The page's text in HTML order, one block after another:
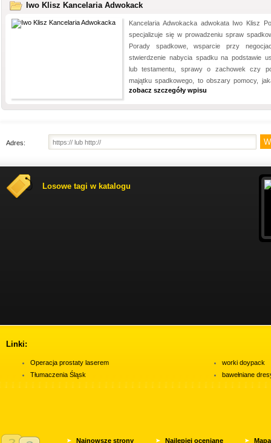
Iwo Klisz Kancelaria Adwokack
Kancelaria Adwokacka adwokata Iwo Klisz
specjalizuje się w prowadzeniu spraw
Porady spadkowe, wsparcie przy
stwierdzenie nabycia spadku na podstawie
lub testamentu, sprawy o zachowek czy
majątku spadkowego, to obszary pomocy,
zobacz szczegóły wpisu
Adres:
Losowe tagi w katalogu
Linki:
Operacja prostaty laserem
Tłumaczenia Śląsk
worki doypack
bawełniane
Najnowsze strony Najlepiej oceniane